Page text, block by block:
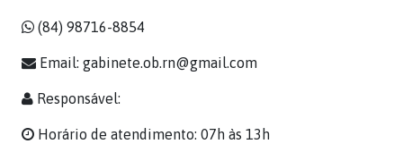
(84) 98716-8854
Email: gabinete.ob.rn@gmail.com
Responsável:
Horário de atendimento: 07h às 13h